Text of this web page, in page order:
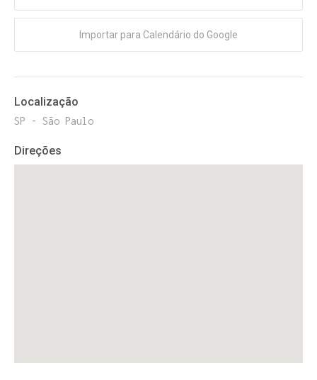
Importar para Calendário do Google
Localização
SP - São Paulo
Direções